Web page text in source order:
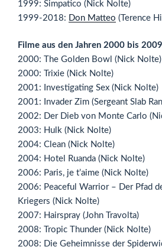
1999: Simpatico (Nick Nolte)
1999-2018:
Don Matteo (Terence
Filme aus den Jahren 2000 bis 2009
2000: The Golden Bowl (Nick Nolte)
2000: Trixie (Nick Nolte)
2001: Investigating Sex (Nick Nolte)
2001: Invader Zim (Sergeant Slab
2002: Der Dieb von Monte Carlo
2003: Hulk (Nick Nolte)
2004: Clean (Nick Nolte)
2004: Hotel Ruanda (Nick Nolte)
2006: Paris, je t’aime (Nick Nolte)
2006: Peaceful Warrior – Der Pfad
Kriegers (Nick Nolte)
2007: Hairspray (John Travolta)
2008: Tropic Thunder (Nick Nolte)
2008: Die Geheimnisse der